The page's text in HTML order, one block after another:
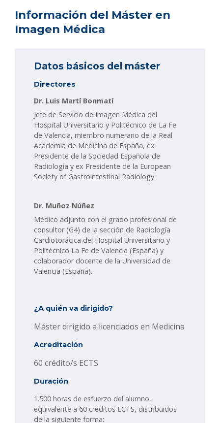
Información del Máster en
Imagen Médica
Datos básicos del máster
Directores
Dr. Luis Martí Bonmatí
Jefe de Servicio de Imagen Médica del
Hospital Universitario y Politécnico de La Fe
de Valencia, miembro numerario de la Real
Academia de Medicina de España, ex
Presidente de la Sociedad Española de
Radiología y ex Presidente de la European
Society of Gastrointestinal Radiology.
Dr. Muñoz Núñez
Médico adjunto con el grado profesional de
consultor (G4) de la sección de Radiología
Cardiotorácica del Hospital Universitario y
Politécnico La Fe de Valencia (España) y
colaborador docente de la Universidad de
Valencia (España).
¿A quién va dirigido?
Máster dirigido a licenciados en Medicina
Acreditación
60 crédito/s ECTS
Duración
1.500 horas de esfuerzo del alumno,
equivalente a 60 créditos ECTS, distribuidos
de la siguiente forma: